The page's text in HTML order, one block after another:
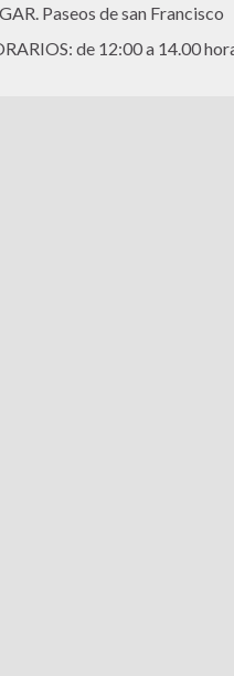
Paseos de san Francisco
de 12:00 a 14.00